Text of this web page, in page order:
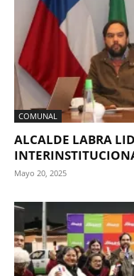
COMUNAL
ALCALDE LABRA
Mayo 20, 2025